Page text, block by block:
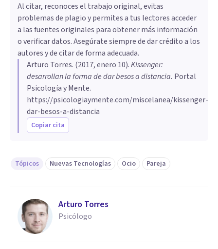
Al citar, reconoces el trabajo original, evitas
problemas de plagio y permites a tus lectores acceder
a las fuentes originales para obtener más información
o verificar datos. Asegúrate siempre de dar crédito a los
autores y de citar de forma adecuada.
Arturo Torres. (2017, enero 10).Kissenger:
desarrollan la forma de dar besos a distancia. Portal
Psicología y Mente.
https://psicologiaymente.com/miscelanea/kissenger-
dar-besos-a-distancia
Copiar cita
Tópicos Nuevas Tecnologías Ocio Pareja
Arturo Torres
Psicólogo